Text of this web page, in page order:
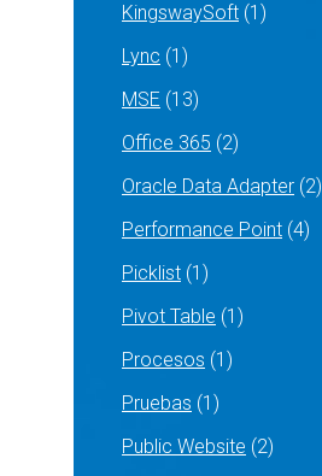
KingswaySoft (1)
Lync (1)
MSE (13)
Office 365 (2)
Oracle Data Adapter (2)
Performance Point (4)
Picklist (1)
Pivot Table (1)
Procesos (1)
Pruebas (1)
Public Website (2)